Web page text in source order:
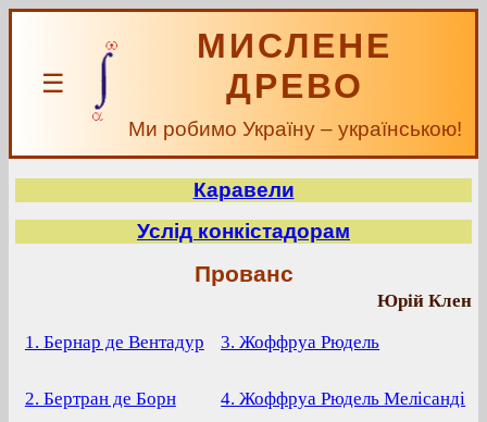
☰
МИСЛЕНЕ
ДРЕВО
Ми робимо Україну – українською!
Каравели
Услід конкістадорам
Прованс
Юрій Клен
1. Бернар де Вентадур
2. Бертран де Борн
3. Жоффруа Рюдель
4. Жоффруа Рюдель Мелісанді